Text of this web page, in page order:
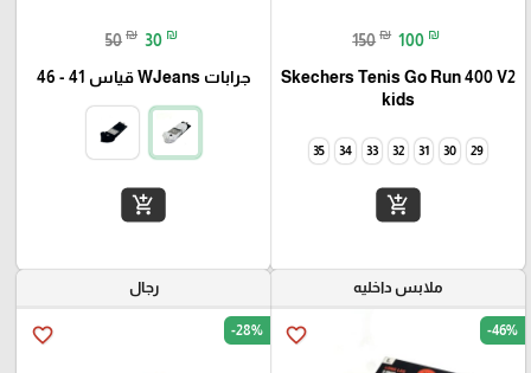
150 ₪ 100 ₪
Skechers Tenis Go Run 400 V2
kids
29
30
31
32
33
34
35
add_shopping_cart
50 ₪ 30 ₪
جرابات WJeans قياس 41 - 46
add_shopping_cart
ملابس داخليه
favorite_border -46%
رجال
favorite_border -28%